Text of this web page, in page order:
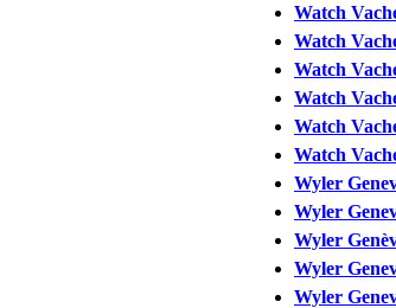
Watch
Watch
Watch
Watch
Watch
Watch
Wyler
Wyler
Wyler
Wyler
Wyler